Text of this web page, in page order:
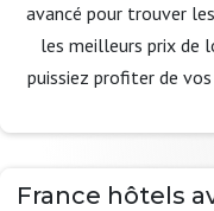
avancé pour trouver
les meilleurs prix de
puissiez profiter de
France hôtels